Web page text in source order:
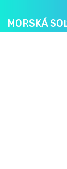
MORSKÁ